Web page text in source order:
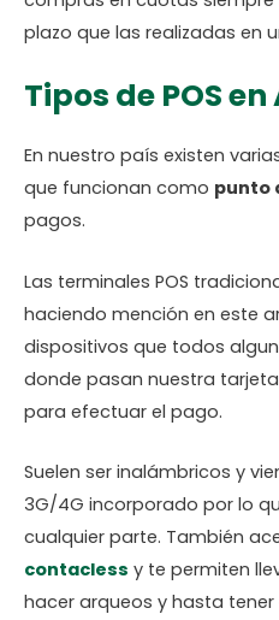
plazo que las realizadas en
Tipos de POS
En nuestro país existen
que funcionan como punto
pagos.
Las terminales POS
haciendo mención en este
dispositivos que todos
donde pasan nuestra
para efectuar el pago.
Suelen ser inalámbricos y
3G/4G incorporado por lo
cualquier parte. También
contacless y te permiten
hacer arqueos y hasta